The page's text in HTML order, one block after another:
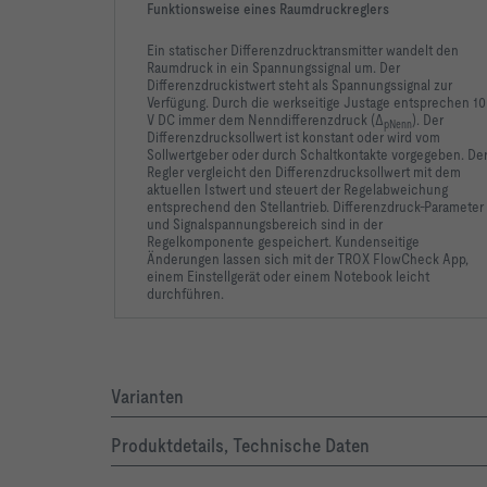
Funktionsweise eines Raumdruckreglers
Ein statischer Differenzdrucktransmitter wandelt den
Raumdruck in ein Spannungssignal um. Der
Differenzdruckistwert steht als Spannungssignal zur
Verfügung. Durch die werkseitige Justage entsprechen 10
V DC immer dem Nenndifferenzdruck (ΔpNenn). Der
Differenzdrucksollwert ist konstant oder wird vom
Sollwertgeber oder durch Schaltkontakte vorgegeben. Der
Regler vergleicht den Differenzdrucksollwert mit dem
aktuellen Istwert und steuert der Regelabweichung
entsprechend den Stellantrieb. Differenzdruck-Parameter
und Signalspannungsbereich sind in der
Regelkomponente gespeichert. Kundenseitige
Änderungen lassen sich mit der TROX FlowCheck App,
einem Einstellgerät oder einem Notebook leicht
durchführen.
Varianten
Produktdetails, Technische Daten